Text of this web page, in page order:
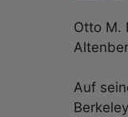
Otto M.
Auf